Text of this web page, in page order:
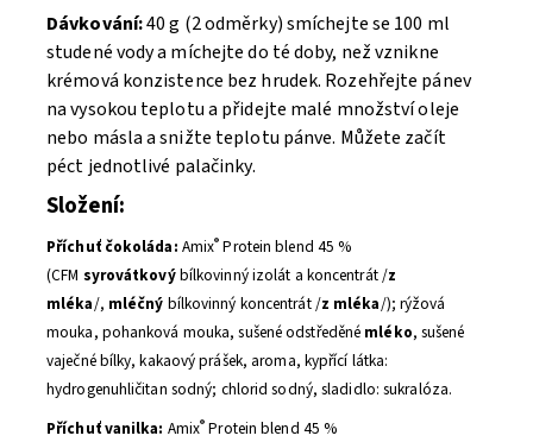
Dávkování:40 g (2 odměrky) smíchejte se 100 ml
studené vody a míchejte do té doby, než vznikne
krémová konzistence bez hrudek. Rozehřejte pánev
na vysokou teplotu a přidejte malé množství oleje
nebo másla a snižte teplotu pánve. Můžete začít
péct jednotlivé palačinky.
Složení:
Příchuť čokoláda: Amix® Protein blend 45 %
(CFM syrovátkovýbílkovinný izolát a koncentrát /z
mléka/, mléčný bílkovinný koncentrát /z mléka/); rýžová
mouka, pohanková mouka, sušené odstředěné mléko, sušené
vaječné bílky, kakaový prášek, aroma, kypřící látka:
hydrogenuhličitan sodný; chlorid sodný, sladidlo: sukralóza.
Příchuť vanilka: Amix® Protein blend 45 %